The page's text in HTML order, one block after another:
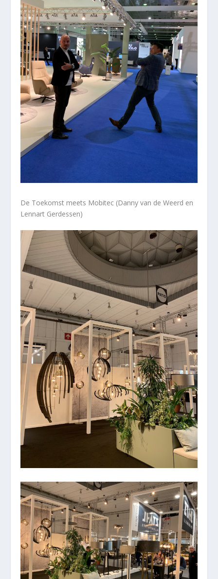
De Toekomst meets Mobitec (Danny van de Weerd en
Lennart Gerdessen)